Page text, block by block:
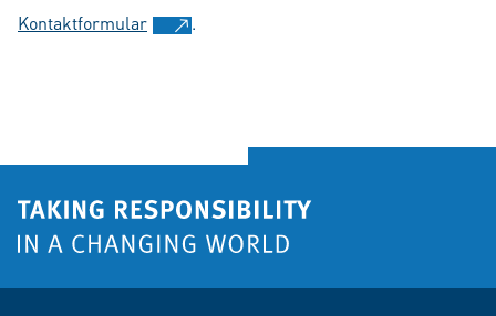
Kontaktformular
.